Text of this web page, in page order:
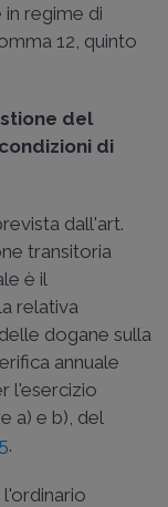
regime di
12, quinto
del
di
dall'art.
transitoria
è il
relativa
dogane sulla
annuale
l'esercizio
a) e b), del
.